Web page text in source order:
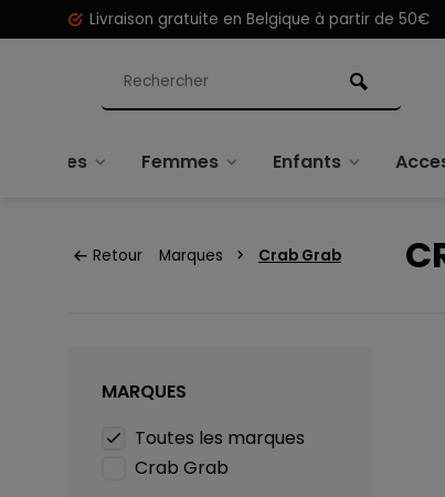
Livraison gratuite en Belgique à partir de 50€
Hommes Femmes Enfants
Retour Marques Crab Grab
MARQUES
Toutes les marques
Crab Grab